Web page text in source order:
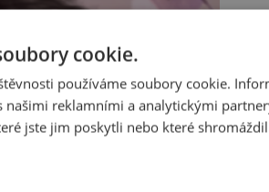
cookie.
používáme soubory cookie.
našimi reklamními a analytickými
jste jim poskytli nebo které